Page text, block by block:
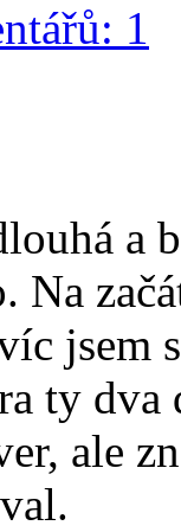
1
a
Na
jsem
ty
ale